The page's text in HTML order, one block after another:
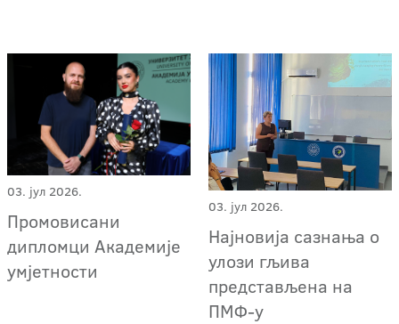
03. јул 2026.
Промовисани
дипломци Академије
умјетности
03. јул 2026.
Најновија сазнања о
улози гљива
представљена на
ПМФ-у